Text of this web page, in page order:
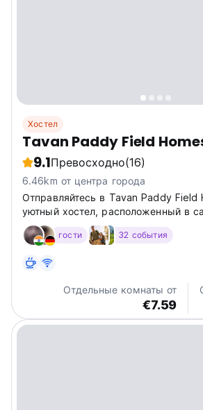
Хостел
Tavan Paddy Field
9.1Превосходно(16)
6.46km от центра города
Отправляйтесь в Tavan Paddy Field
уютный хостел, расположенный в
захватывающих рисовых террас Са
как вы просыпаетесь с
оживленный хостел предлагает...
гости 32 события
Отдельные комнаты от
€7.59